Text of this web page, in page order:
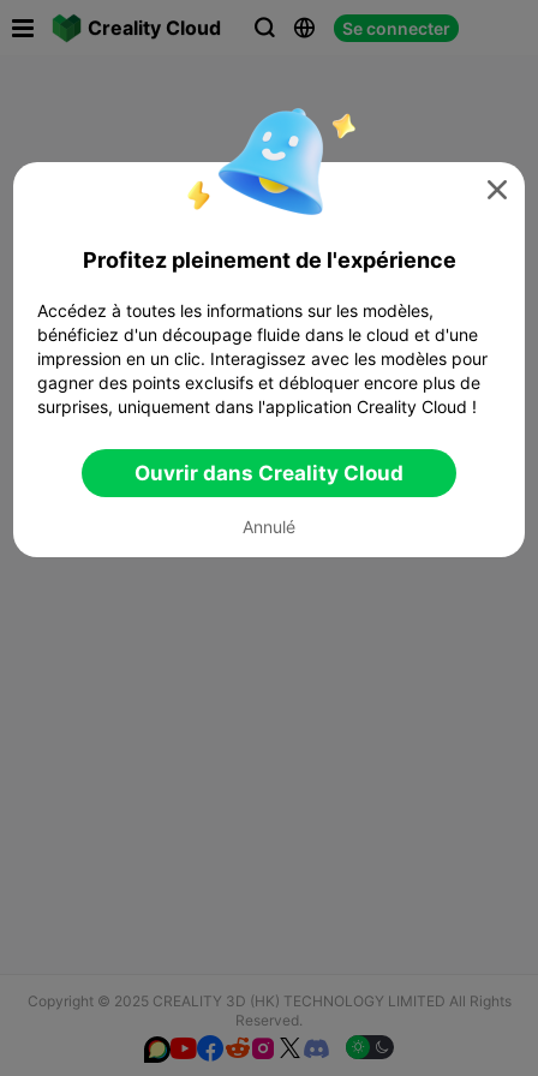
Creality Cloud   Se connecter
Copyright © 2025 CREALITY 3D (HK) TECHNOLOGY LIMITED All Rights
Reserved.
  

Profitez pleinement de l'expérience
Accédez à toutes les informations sur les modèles,
bénéficiez d'un découpage fluide dans le cloud et d'une
impression en un clic. Interagissez avec les modèles pour
gagner des points exclusifs et débloquer encore plus de
surprises, uniquement dans l'application Creality Cloud !
Ouvrir dans Creality Cloud
Annulé